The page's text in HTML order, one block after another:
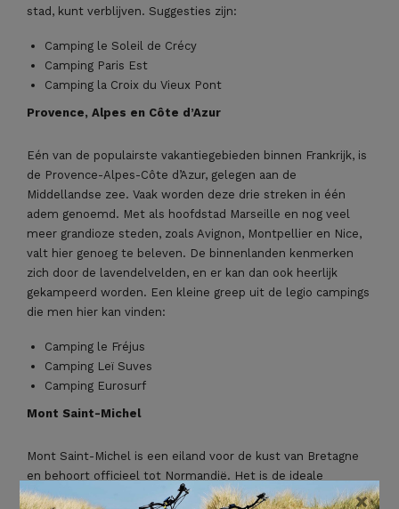
stad, kunt verblijven. Suggesties zijn:
Camping le Soleil de Crécy
Camping Paris Est
Camping la Croix du Vieux Pont
Provence, Alpes en Côte d’Azur
Eén van de populairste vakantiegebieden binnen Frankrijk, is
de Provence-Alpes-Côte d’Azur, gelegen aan de
Middellandse zee. Vaak worden deze drie streken in één
adem genoemd. Met als hoofdstad Marseille en nog veel
meer grandioze steden, zoals Avignon, Montpellier en Nice,
valt hier genoeg te beleven. De binnenlanden kenmerken
zich door de lavendelvelden, en er kan dan ook heerlijk
gekampeerd worden. Een kleine greep uit de legio campings
die men hier kan vinden:
Camping le Fréjus
Camping Leï Suves
Camping Eurosurf
Mont Saint-Michel
Mont Saint-Michel is een eiland voor de kust van Bretagne
en behoort officieel tot Normandië. Het is de ideale
kampeerplek, omdat het slechts één kilometer uit de kust×